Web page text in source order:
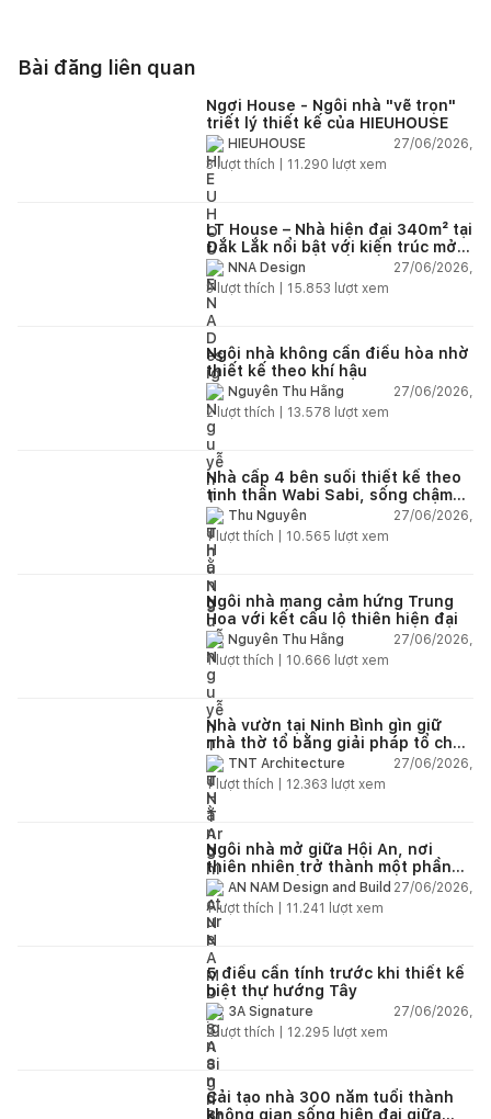
Bài đăng liên quan
Ngơi House - Ngôi nhà "vẽ trọn"
triết lý thiết kế của HIEUHOUSE
HIEUHOUSE
27/06/2026,
3lượt thích | 11.290 lượt xem
LT House – Nhà hiện đại 340m² tại
Đắk Lắk nổi bật với kiến trúc mở
và hệ sân vườn kết nối thiên
nhiên
NNA Design
27/06/2026,
3lượt thích | 15.853 lượt xem
Ngôi nhà không cần điều hòa nhờ
thiết kế theo khí hậu
Nguyễn Thu Hằng
27/06/2026,
2lượt thích | 13.578 lượt xem
Nhà cấp 4 bên suối thiết kế theo
tinh thần Wabi Sabi, sống chậm
giữa thiên nhiên
Thu Nguyễn
27/06/2026,
1lượt thích | 10.565 lượt xem
Ngôi nhà mang cảm hứng Trung
Hoa với kết cấu lộ thiên hiện đại
Nguyễn Thu Hằng
27/06/2026,
1lượt thích | 10.666 lượt xem
Nhà vườn tại Ninh Bình gìn giữ
nhà thờ tổ bằng giải pháp tổ chức
lại không gian
TNT Architecture
27/06/2026,
1lượt thích | 12.363 lượt xem
Ngôi nhà mở giữa Hội An, nơi
thiên nhiên trở thành một phần
của cuộc sống
AN NAM Design and Build 27/06/2026,
1lượt thích | 11.241 lượt xem
5 điều cần tính trước khi thiết kế
biệt thự hướng Tây
3A Signature
27/06/2026,
2lượt thích | 12.295 lượt xem
Cải tạo nhà 300 năm tuổi thành
không gian sống hiện đại giữa